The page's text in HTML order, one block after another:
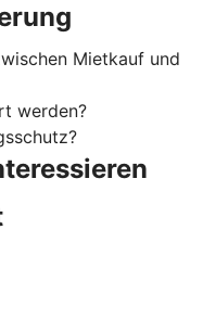
Mietkauf und
werden?